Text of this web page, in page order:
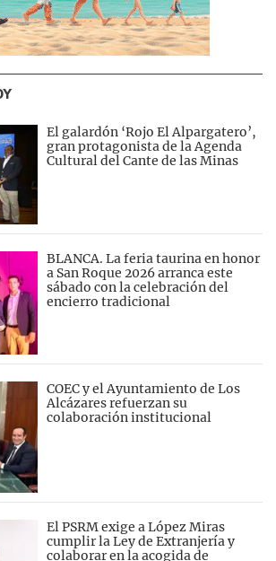
El galardón ‘Rojo El Alpargatero’,
gran protagonista de la Agenda
Cultural del Cante de las Minas
BLANCA. La feria taurina en honor
a San Roque 2026 arranca este
sábado con la celebración del
encierro tradicional
COEC y el Ayuntamiento de Los
Alcázares refuerzan su
colaboración institucional
El PSRM exige a López Miras
cumplir la Ley de Extranjería y
colaborar en la acogida de